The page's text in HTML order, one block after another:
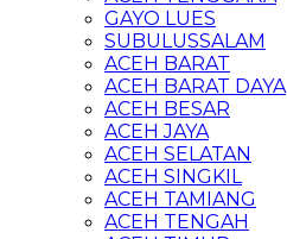
GAYO LUES
SUBULUSSALAM
ACEH BARAT
ACEH BARAT DAYA
ACEH BESAR
ACEH JAYA
ACEH SELATAN
ACEH SINGKIL
ACEH TAMIANG
ACEH TENGAH